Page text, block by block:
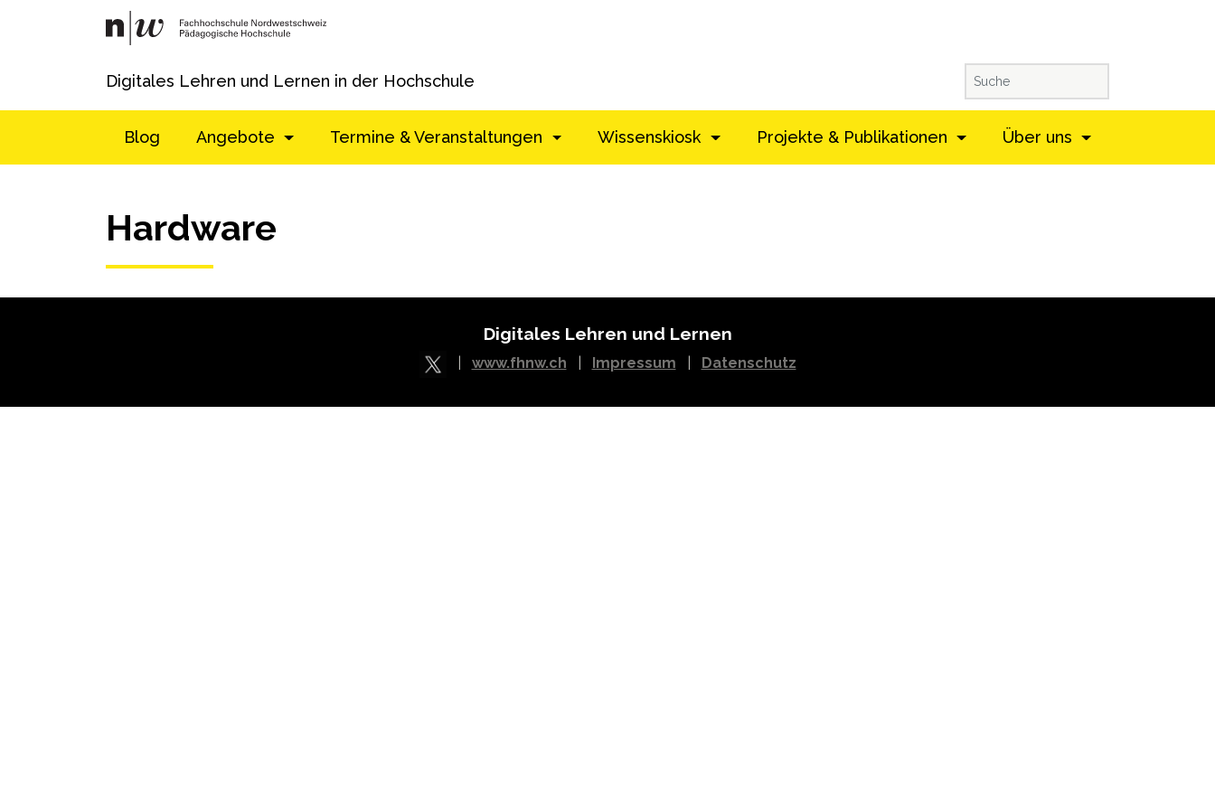
Digitales Lehren und Lernen in der Hochschule
Blog Angebote Termine & Veranstaltungen Wissenskiosk Projekte & Publikationen Über uns
Hardware
Digitales Lehren und Lernen
www.fhnw.ch Impressum Datenschutz